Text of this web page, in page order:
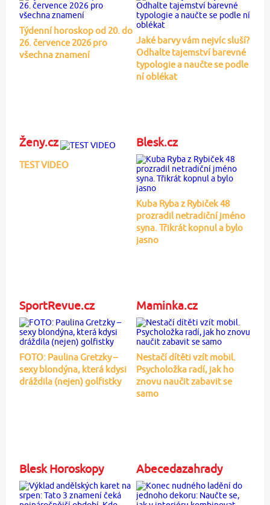
Týdenní horoskop od 20. do
26. července 2026 pro
všechna znamení
Jaké barvy vám nejvíc sluší?
Odhalte tajemství barevné
typologie a naučte se podle
ní oblékat
Ženy.cz
TEST VIDEO
Blesk.cz
Kuba Ryba z Rybiček 48
prozradil netradiční jméno
syna. Třikrát kopnul a bylo
jasno
SportRevue.cz
FOTO: Paulina Gretzky –
sexy blondýna, která kdysi
dráždila (nejen) golfistky
Maminka.cz
Nestačí dítěti vzít mobil.
Psycholožka radí, jak ho
znovu naučit zabavit se
samo
Blesk Horoskopy Abecedazahrady